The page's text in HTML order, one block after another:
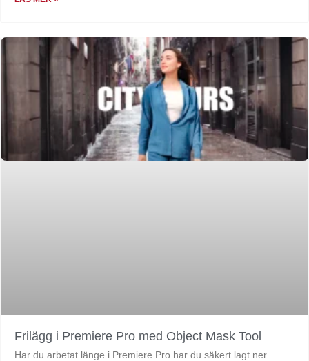
Frilägg i Premiere Pro med Object Mask Tool
Har du arbetat länge i Premiere Pro har du säkert lagt ner